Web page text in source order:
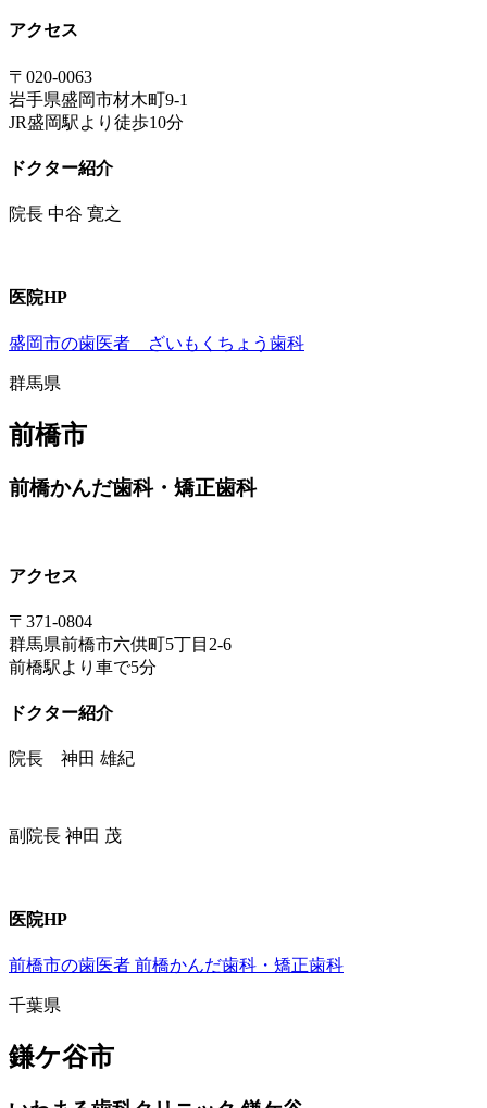
アクセス
〒020-0063
岩手県盛岡市材木町9-1
JR盛岡駅より徒歩10分
ドクター紹介
院長 中谷 寛之
医院HP
盛岡市の歯医者 ざいもくちょう歯科
群馬県
前橋市
前橋かんだ歯科・矯正歯科
アクセス
〒371-0804
群馬県前橋市六供町5丁目2-6
前橋駅より車で5分
ドクター紹介
院長 神田 雄紀
副院長 神田 茂
医院HP
前橋市の歯医者 前橋かんだ歯科・矯正歯科
千葉県
鎌ケ谷市